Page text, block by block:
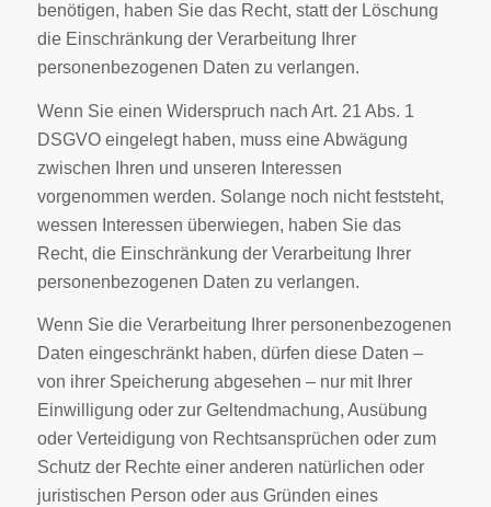
benötigen, haben Sie das Recht, statt der Löschung
die Einschränkung der Verarbeitung Ihrer
personenbezogenen Daten zu verlangen.
Wenn Sie einen Widerspruch nach Art. 21 Abs. 1
DSGVO eingelegt haben, muss eine Abwägung
zwischen Ihren und unseren Interessen
vorgenommen werden. Solange noch nicht feststeht,
wessen Interessen überwiegen, haben Sie das
Recht, die Einschränkung der Verarbeitung Ihrer
personenbezogenen Daten zu verlangen.
Wenn Sie die Verarbeitung Ihrer personenbezogenen
Daten eingeschränkt haben, dürfen diese Daten –
von ihrer Speicherung abgesehen – nur mit Ihrer
Einwilligung oder zur Geltendmachung, Ausübung
oder Verteidigung von Rechtsansprüchen oder zum
Schutz der Rechte einer anderen natürlichen oder
juristischen Person oder aus Gründen eines